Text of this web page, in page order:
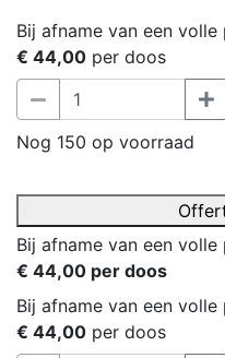
Bij afname van een volle
€ 44,00 per doos
Nog 150 op voorraad
Bij afname van een volle
€ 44,00 per doos
Bij afname van een volle
€ 44,00 per doos